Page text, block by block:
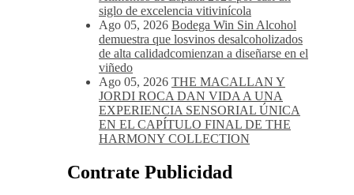
siglo de excelencia vitivinícola
Ago 05, 2026 Bodega Win Sin Alcohol
demuestra que losvinos desalcoholizados
de alta calidadcomienzan a diseñarse en el
viñedo
Ago 05, 2026 THE MACALLAN Y
JORDI ROCA DAN VIDA A UNA
EXPERIENCIA SENSORIAL ÚNICA
EN EL CAPÍTULO FINAL DE THE
HARMONY COLLECTION
Contrate Publicidad